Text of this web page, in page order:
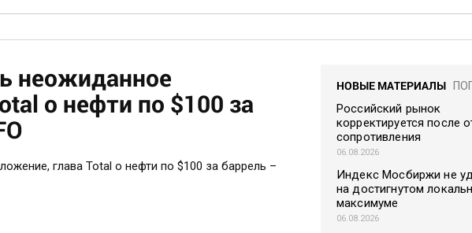
неожиданное
о нефти по $100 за
НОВЫЕ МАТЕРИАЛЫ
Российский рынок
корректируется после
сопротивления
06.08.2026
Индекс Мосбиржи не
на достигнутом
максимуме
06.08.2026